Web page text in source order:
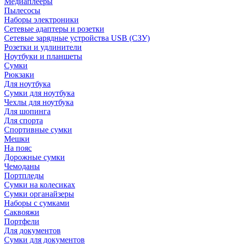
Пылесосы
Наборы электроники
Сетевые адаптеры и розетки
Сетевые зарядные устройства USB (СЗУ)
Розетки и удлинители
Ноутбуки и планшеты
Сумки
Рюкзаки
Для ноутбука
Сумки для ноутбука
Чехлы для ноутбука
Для шопинга
Для спорта
Спортивные сумки
Мешки
На пояс
Дорожные сумки
Чемоданы
Портпледы
Сумки на колесиках
Сумки органайзеры
Наборы с сумками
Саквояжи
Портфели
Для документов
Сумки для документов